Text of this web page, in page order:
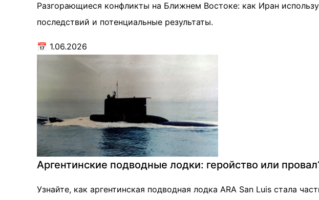
Разгорающиеся конфликты на Ближнем Востоке: как Иран
последствий и потенциальные результаты.
📅 1.06.2026
Аргентинские подводные лодки: геройство или
Узнайте, как аргентинская подводная лодка ARA San Luis стала